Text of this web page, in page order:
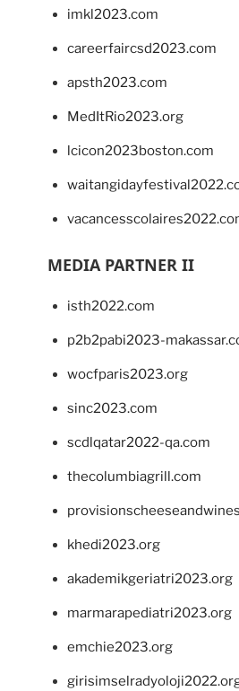
imkl2023.com
careerfaircsd2023.com
apsth2023.com
MedItRio2023.org
lcicon2023boston.com
MEDIA PARTNER II
isth2022.com
p2b2pabi2023-
wocfparis2023.org
sinc2023.com
scdlqatar2022-qa.com
thecolumbiagrill.com
khedi2023.org
akademikgeriatri2023.org
marmarapediatri2023.org
emchie2023.org